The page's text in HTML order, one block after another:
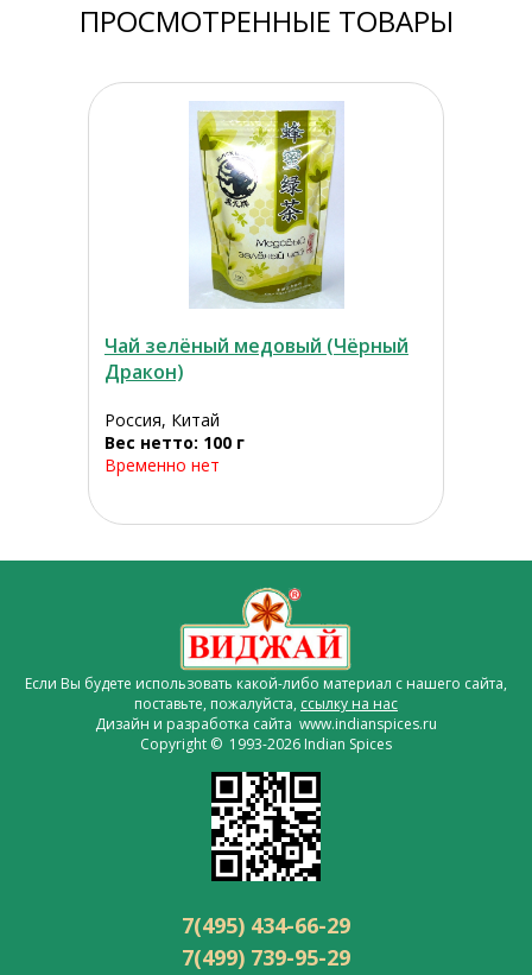
ПРОСМОТРЕННЫЕ ТОВАРЫ
Чай зелёный медовый (Чёрный
Дракон)
Россия, Китай
Вес нетто: 100 г
Временно нет
Если Вы будете использовать какой-либо материал с нашего сайта,
поставьте, пожалуйста, ссылку на нас
Дизайн и разработка сайта www.indianspices.ru
Copyright © 1993-2026 Indian Spices
7(495) 434-66-29
7(499) 739-95-29